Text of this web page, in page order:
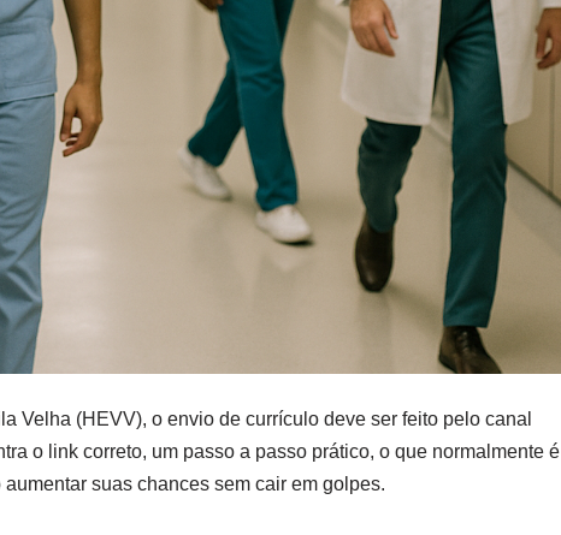
Velha (HEVV), o envio de currículo deve ser feito pelo canal
o link correto, um passo a passo prático, o que normalmente é
suas chances sem cair em golpes.